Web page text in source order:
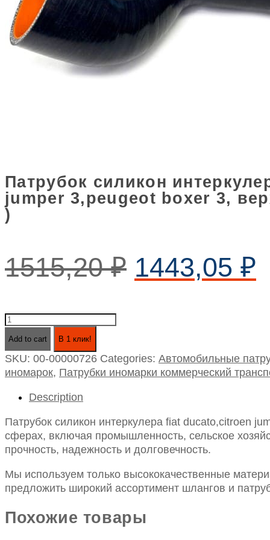
Патрубок силикон
jumper 3,peugeot boxer 3,
)
1515,20₽ 1443,05 ₽
Патрубок
fiat
ducato,citroen
3,peugeot
boxer
3,
верхний
черный
(
0382ka
quantity
Add to cart В 1 клик!
SKU: 00-00000726 Categories: Автомобильные
иномарок, Патрубки иномарки коммерческий
Description
Патрубок силикон интеркулера fiat ducato,citroen
сферах, включая промышленность, сельское
прочность, надежность и долговечность.
Мы используем только высококачественные
предложить широкий ассортимент шлангов и
Похожие товары